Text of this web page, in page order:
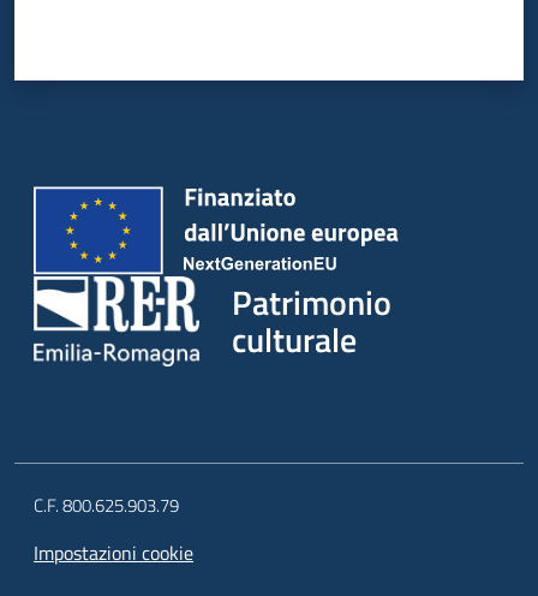
Patrimonio
culturale
C.F. 800.625.903.79
Impostazioni cookie